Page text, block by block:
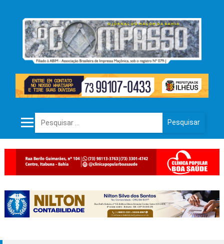
Pesquisar por: